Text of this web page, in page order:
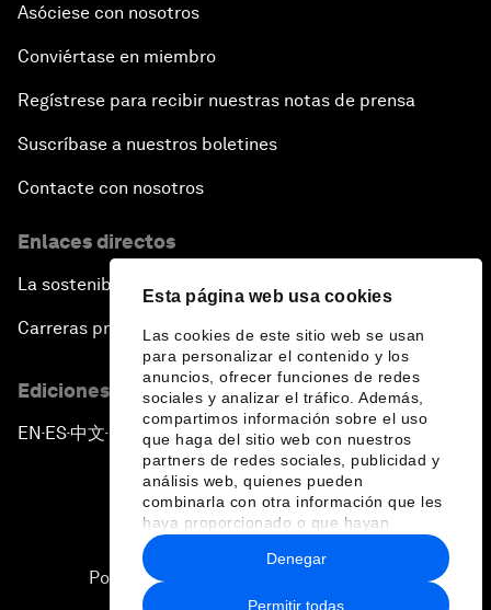
Esta página web usa cookies
Las cookies de este sitio web se usan
para personalizar el contenido y los
anuncios, ofrecer funciones de redes
sociales y analizar el tráfico. Además,
compartimos información sobre el uso
que haga del sitio web con nuestros
partners de redes sociales, publicidad y
análisis web, quienes pueden
combinarla con otra información que les
haya proporcionado o que hayan
recopilado a partir del uso que haya
hecho de sus servicios.
Permitir todas
Denegar
Asóciese con nosotros
Conviértase en miembro
Regístrese para recibir nuestras notas de prensa
Suscríbase a nuestros boletines
Contacte con nosotros
Enlaces directos
La sostenibilidad en el Foro
Carreras profesionales
Ediciones en otros idiomas
EN ▪ES▪中文▪ 日本語
Política de privacidad y normas de uso